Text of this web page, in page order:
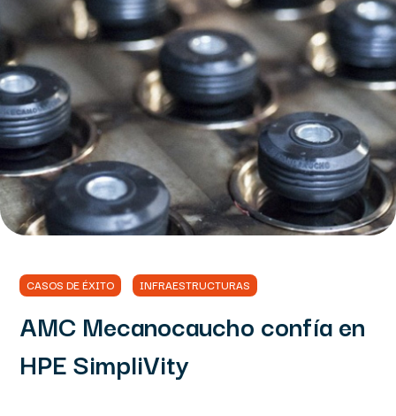
CASOS DE ÉXITO INFRAESTRUCTURAS
AMC Mecanocaucho confía en
HPE SimpliVity